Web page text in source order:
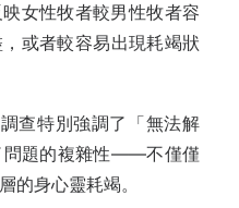
女性牧者較男性牧者容
或者較容易出現耗竭狀
調查特別強調了「無法解
問題的複雜性——不僅僅
的身心靈耗竭。